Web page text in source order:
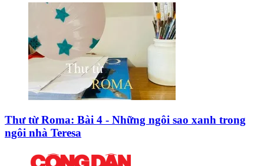
Thư từ Roma: Bài 4 - Những ngôi sao xanh trong
ngôi nhà Teresa